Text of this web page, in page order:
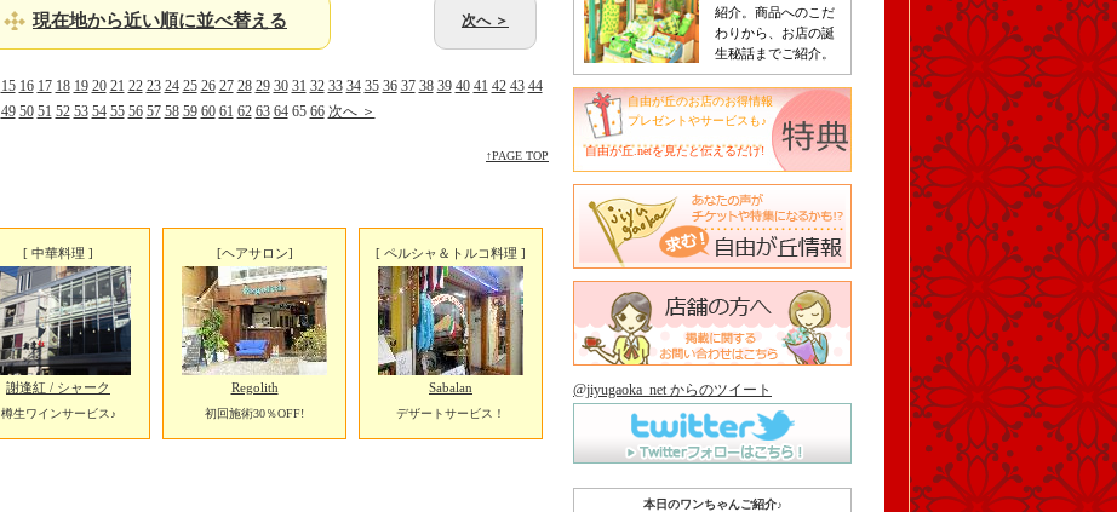
現在地から近い順に並べ替える 次へ ＞
15 16 17 18 19 20 21 22 23 24 25 26 27 28 29 30 31 32 33 34 35 36 37 38 39 40 41 42 43 44
49 50 51 52 53 54 55 56 57 58 59 60 61 62 63 64 65 66 次へ ＞
↑PAGE TOP
[ 中華料理 ]
謝逢紅 / シャーク
樽生ワインサービス♪
[ヘアサロン]
Regolith
初回施術30％OFF!
[ ペルシャ＆トルコ料理 ]
Sabalan
デザートサービス！
紹介。商品へのこだ
わりから、お店の誕
生秘話までご紹介。
自由が丘のお店のお得情報
プレゼントやサービスも♪
自由が丘.netを見たと伝えるだけ!
@jiyugaoka_net からのツイート
本日のワンちゃんご紹介♪